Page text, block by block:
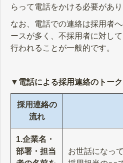
らって電話をかける必要があり
なお、電話での連絡は採用者
ースが多く、不採用者に対し
行われることが一般的です。
▼電話による採用連絡のトー
採用連絡の
流れ
1.企業名・
部署・担当
お世話になっ